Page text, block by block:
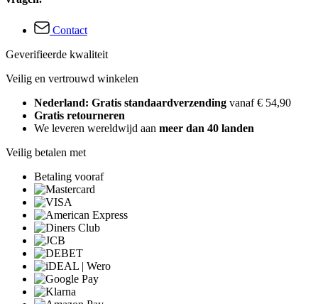
Contact
Geverifieerde kwaliteit
Veilig en vertrouwd winkelen
Nederland: Gratis standaardverzending vanaf € 54,90
Gratis retourneren
We leveren wereldwijd aan meer dan 40 landen
Veilig betalen met
Betaling vooraf